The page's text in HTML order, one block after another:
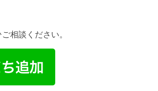
相談ください。